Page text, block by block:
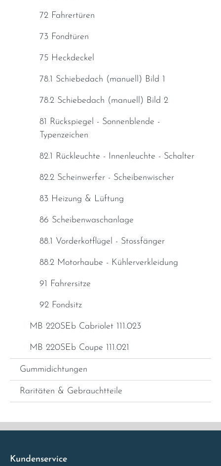
72 Fahrertüren
73 Fondtüren
75 Heckdeckel
78.1 Schiebedach (manuell) Bild 1
78.2 Schiebedach (manuell) Bild 2
81 Rückspiegel - Sonnenblende -
Typenzeichen
82.1 Rückleuchte - Innenleuchte - Schalter
82.2 Scheinwerfer - Scheibenwischer
83 Heizung & Lüftung
86 Scheibenwaschanlage
88.1 Vorderkotflügel - Stossfänger
88.2 Motorhaube - Kühlerverkleidung
91 Fahrersitze
92 Fondsitz
MB 220SEb Cabriolet 111.023
MB 220SEb Coupe 111.021
Gummidichtungen
Raritäten & Gebrauchtteile
Kundenservice